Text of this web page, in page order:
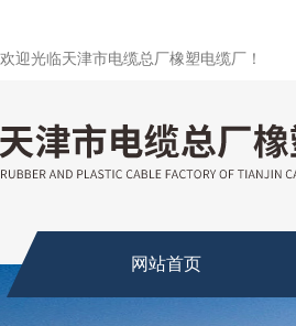
欢迎光临天津市电缆总厂橡塑电缆厂！
网站首页